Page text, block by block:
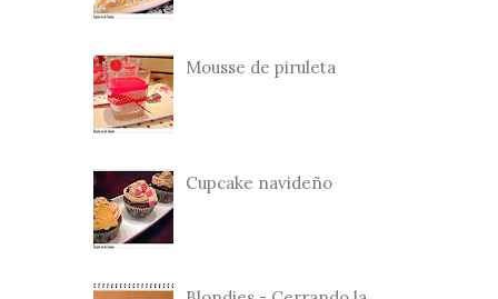
Mousse de piruleta
Cupcake navideño